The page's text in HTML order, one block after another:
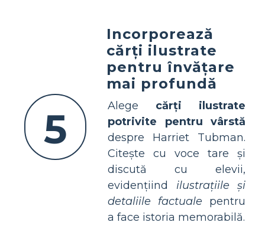
5
Incorporează
cărți ilustrate
pentru învățare
mai profundă
Alege cărți ilustrate
potrivite pentru vârstă
despre Harriet Tubman.
Citește cu voce tare și
discută cu elevii,
evidențiind ilustrațiile și
detaliile factuale pentru
a face istoria memorabilă.